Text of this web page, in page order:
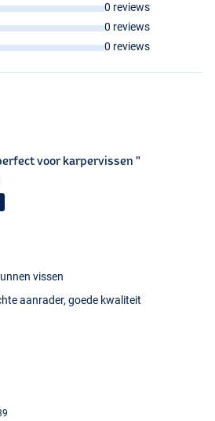
0 reviews
0 reviews
0 reviews
voor karpervissen "
vissen
aanrader, goede kwaliteit